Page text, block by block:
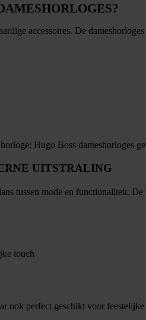
accessoires. De
Hugo Boss dameshorloges
UITSTRALING
tussen mode en functionaliteit.
touch
ook perfect geschikt voor